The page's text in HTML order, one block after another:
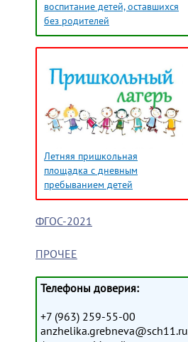
воспитание детей, оставшихся
без родителей
Летняя пришкольная
площадка с дневным
пребыванием детей
ФГОС-2021
ПРОЧЕЕ
Телефоны доверия:
+7 (963) 259-55-00
anzhelika.grebneva@sch11.ru